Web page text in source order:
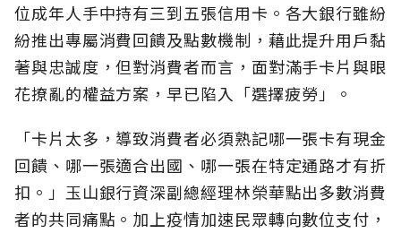
位成年人手中持有三到五張信用卡。各大銀行雖紛
紛推出專屬消費回饋及點數機制，藉此提升用戶黏
著與忠誠度，但對消費者而言，面對滿手卡片與眼
花撩亂的權益方案，早已陷入「選擇疲勞」。
「卡片太多，導致消費者必須熟記哪一張卡有現金
回饋、哪一張適合出國、哪一張在特定通路才有折
扣。」玉山銀行資深副總經理林榮華點出多數消費
者的共同痛點。加上疫情加速民眾轉向數位支付，